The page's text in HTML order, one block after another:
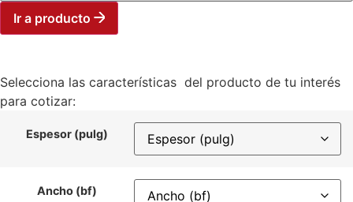
Ir a producto
Selecciona las características del producto de tu interés
para cotizar:
Espesor (pulg)
Ancho (bf)